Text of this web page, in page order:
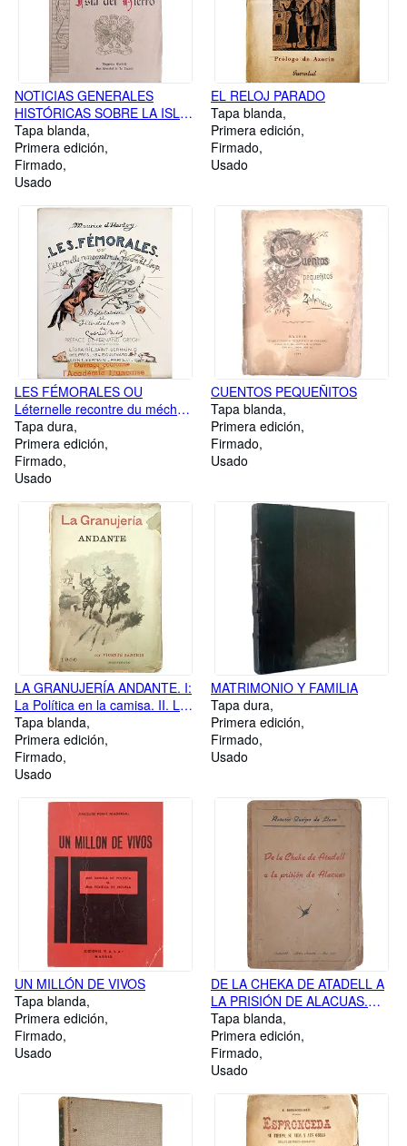
NOTICIAS GENERALES
HISTÓRICAS SOBRE LA ISLA
DEL HIERRO. Una de las
Canarias
Tapa blanda
Primera edición
Firmado
Usado
EL RELOJ PARADO
Tapa blanda
Primera edición
Firmado
Usado
LES FÉMORALES OU
Léternelle recontre du méchant
loup
Tapa dura
Primera edición
Firmado
Usado
CUENTOS PEQUEÑITOS
Tapa blanda
Primera edición
Firmado
Usado
LA GRANUJERÍA ANDANTE. I:
La Política en la camisa. II. La
Moral.Disparada
Tapa blanda
Primera edición
Firmado
Usado
MATRIMONIO Y FAMILIA
Tapa dura
Primera edición
Firmado
Usado
UN MILLÓN DE VIVOS
Tapa blanda
Primera edición
Firmado
Usado
DE LA CHEKA DE ATADELL A
LA PRISIÓN DE ALACUAS.
Impresiones, estampas y
recuerdos de los rojos
Tapa blanda
Primera edición
Firmado
Usado